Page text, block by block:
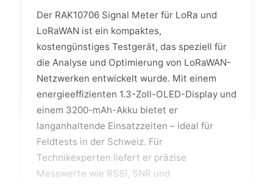
Der RAK10706 Signal Meter für LoRa und
LoRaWAN ist ein kompaktes,
kostengünstiges Testgerät, das speziell für
die Analyse und Optimierung von LoRaWAN-
Netzwerken entwickelt wurde. Mit einem
energieeffizienten 1.3-Zoll-OLED-Display und
einem 3200-mAh-Akku bietet er
langanhaltende Einsatzzeiten – ideal für
Feldtests in der Schweiz. Für
Technikexperten liefert er präzise
Messwerte wie RSSI, SNR und